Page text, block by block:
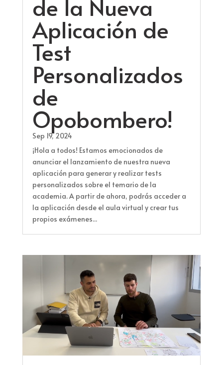
de la Nueva
Aplicación de
Test
Personalizados
de
Opobombero!
Sep 19, 2024
¡Hola a todos! Estamos emocionados de
anunciar el lanzamiento de nuestra nueva
aplicación para generar y realizar tests
personalizados sobre el temario de la
academia. A partir de ahora, podrás acceder a
la aplicación desde el aula virtual y crear tus
propios exámenes...